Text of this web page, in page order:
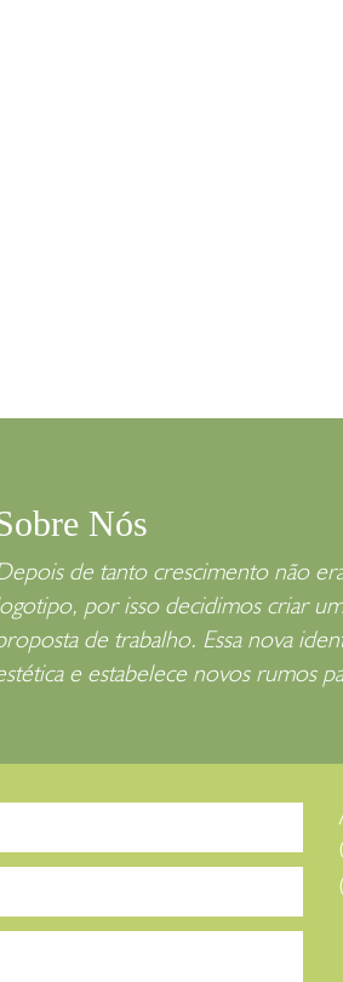
Nós
de tanto crescimento não
por isso decidimos criar
de trabalho. Essa nova
e estabelece novos rumos